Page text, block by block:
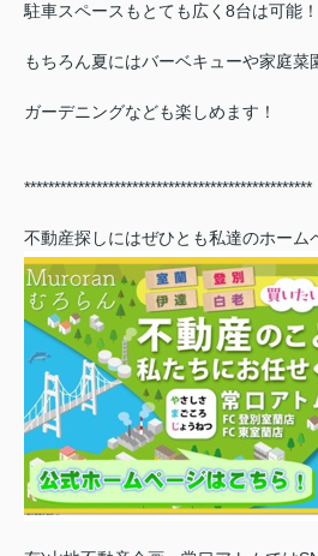
駐車スペースもとても広く8台は可能！
もちろん夏にはバーベキューや家庭菜
ガーデニングなども楽しめます！
************************************************
不動産探しにはぜひとも私達のホーム